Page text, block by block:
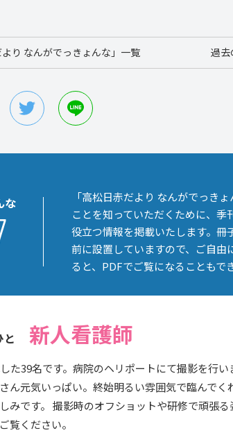
り なんがでっきょんな」一覧 過去
な
「高松日赤だより なんがでっき
ことを知っていただくために、
役立つ情報を掲載いたします。
前に設置していますので、ご自
ると、PDFでご覧になることもで
新人看護師
た39名です。病院のヘリポートにて撮影を行
ん元気いっぱい。終始明るい雰囲気で臨んで
みです。 撮影時のオフショットや研修で頑張
覧ください。